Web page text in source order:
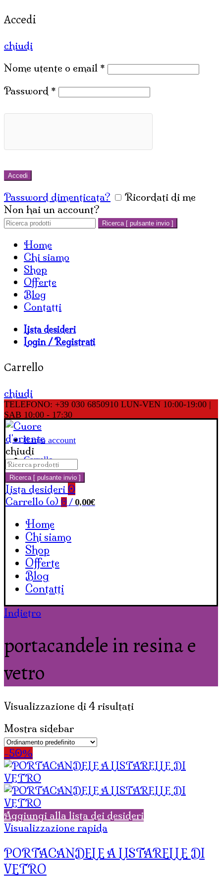
Accedi
chiudi
Nome utente o email *
Password *
Accedi
Password dimenticata?
Ricordati di me
Non hai un account?
Cerca:
Ricerca [ pulsante invio ]
Home
Chi siamo
Shop
Offerte
Blog
Contatti
Lista desideri
Login / Registrati
Carrello
chiudi
TELEFONO: +39 030 6850910 LUN-VEN 10:00-19:00 |
SAB 10:00 - 17:30
Il mio account
Carrello
chiudi
Cerca:
Ricerca [ pulsante invio ]
Lista desideri 0
Carrello (o) 0 / 0,00€
Home
Chi siamo
Shop
Offerte
Blog
Contatti
Indietro
portacandele in resina e
vetro
Visualizzazione di 4 risultati
Mostra sidebar
-50%
Aggiungi alla lista dei desideri
Visualizzazione rapida
PORTACANDELE A LISTARELLE DI
VETRO